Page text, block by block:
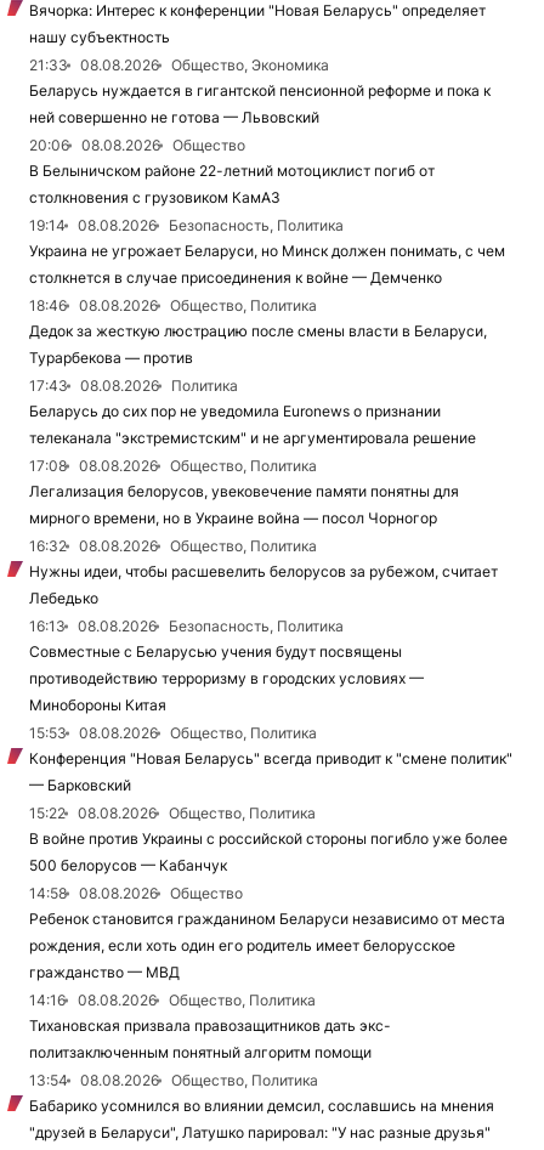
Вячорка: Интерес к конференции "Новая Беларусь" определяет
нашу субъектность
21:33
08.08.2026
Общество, Экономика
Беларусь нуждается в гигантской пенсионной реформе и пока к
ней совершенно не готова — Львовский
20:06
08.08.2026
Общество
В Белыничском районе 22-летний мотоциклист погиб от
столкновения с грузовиком КамАЗ
19:14
08.08.2026
Безопасность, Политика
Украина не угрожает Беларуси, но Минск должен понимать, с чем
столкнется в случае присоединения к войне — Демченко
18:46
08.08.2026
Общество, Политика
Дедок за жесткую люстрацию после смены власти в Беларуси,
Турарбекова — против
17:43
08.08.2026
Политика
Беларусь до сих пор не уведомила Euronews о признании
телеканала "экстремистским" и не аргументировала решение
17:08
08.08.2026
Общество, Политика
Легализация белорусов, увековечение памяти понятны для
мирного времени, но в Украине война — посол Чорногор
16:32
08.08.2026
Общество, Политика
Нужны идеи, чтобы расшевелить белорусов за рубежом, считает
Лебедько
16:13
08.08.2026
Безопасность, Политика
Совместные с Беларусью учения будут посвящены
противодействию терроризму в городских условиях —
Минобороны Китая
15:53
08.08.2026
Общество, Политика
Конференция "Новая Беларусь" всегда приводит к "смене политик"
— Барковский
15:22
08.08.2026
Общество, Политика
В войне против Украины с российской стороны погибло уже более
500 белорусов — Кабанчук
14:58
08.08.2026
Общество
Ребенок становится гражданином Беларуси независимо от места
рождения, если хоть один его родитель имеет белорусское
гражданство — МВД
14:16
08.08.2026
Общество, Политика
Тихановская призвала правозащитников дать экс-
политзаключенным понятный алгоритм помощи
13:54
08.08.2026
Общество, Политика
Бабарико усомнился во влиянии демсил, сославшись на мнения
"друзей в Беларуси", Латушко парировал: "У нас разные друзья"